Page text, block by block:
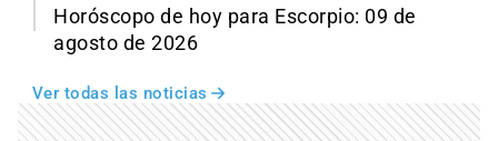
Horóscopo de hoy para Escorpio: 09 de
agosto de 2026
Ver todas las noticias